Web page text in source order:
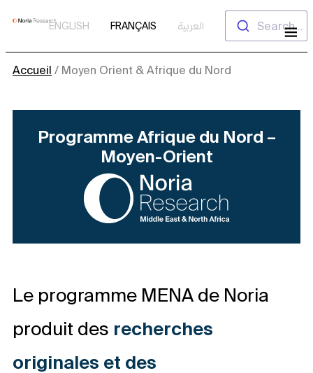
Aller
ENGLISH FRANÇAIS العربية Search...
Accueil / Moyen Orient & Afrique du Nord
Programme Afrique du Nord –
Moyen-Orient
Le programme MENA de Noria
produit des recherches
originales et des